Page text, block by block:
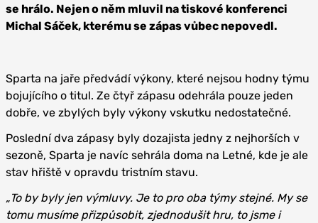
se hrálo. Nejen o něm mluvil na tiskové konferenci
Michal Sáček, kterému se zápas vůbec nepovedl.
Sparta na jaře předvádí výkony, které nejsou hodny týmu
bojujícího o titul. Ze čtyř zápasu odehrála pouze jeden
dobře, ve zbylých byly výkony vskutku nedostatečné.
Poslední dva zápasy byly dozajista jedny z nejhorších v
sezoně, Sparta je navíc sehrála doma na Letné, kde je ale
stav hřiště v opravdu tristním stavu.
„To by byly jen výmluvy. Je to pro oba týmy stejné. My se
tomu musíme přizpůsobit, zjednodušit hru, to jsme i